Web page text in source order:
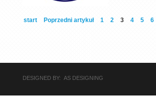
start Poprzedni artykuł 1 2 3 4 5 6
DESIGNED BY: AS DESIGNING